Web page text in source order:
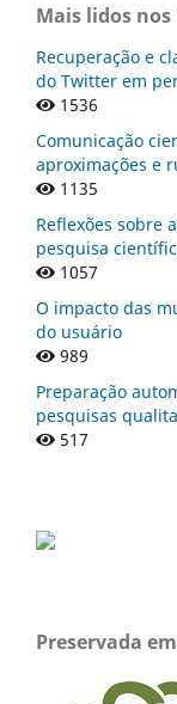
Mais lidos
Recuperação e
do Twitter em
1536
Comunicação
aproximações e
1135
Reflexões sobre
pesquisa
1057
O impacto das
do usuário
989
Preparação
pesquisas
517
Preservada